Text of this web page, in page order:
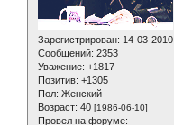
Зарегистрирован: 14-03-2010
Сообщений: 2353
Уважение: +1817
Позитив: +1305
Пол: Женский
Возраст: 40 [1986-06-10]
Провел на форуме: